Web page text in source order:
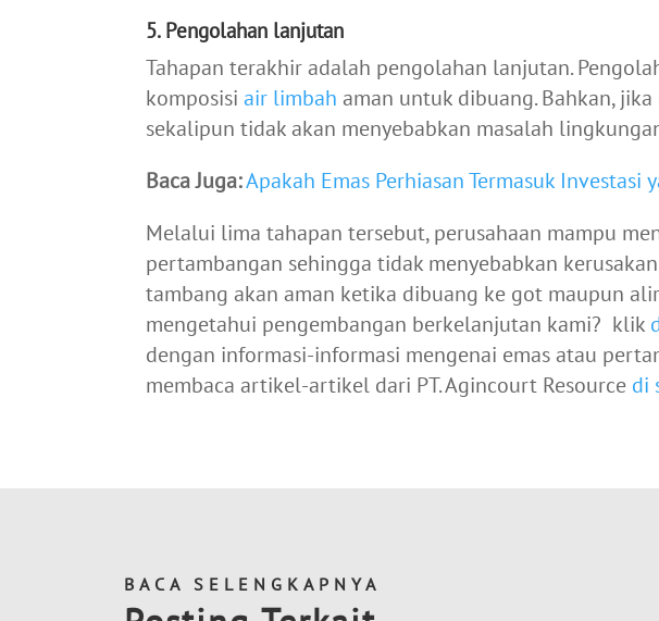
5. Pengolahan lanjutan
Tahapan terakhir adalah pengolahan lanjutan.
komposisiair limbah aman untuk dibuang. Bahkan,
sekalipun tidak akan menyebabkan masalah
Baca Juga:Apakah Emas Perhiasan Termasuk Investasi
Melalui lima tahapan tersebut, perusahaan mampu
pertambangan sehingga tidak menyebabkan
tambang akan aman ketika dibuang ke got maupun
mengetahui pengembangan berkelanjutan kami? klik
dengan informasi-informasi mengenai emas atau
membaca artikel-artikel dari PT. Agincourt Resource di
BACA SELENGKAPNYA